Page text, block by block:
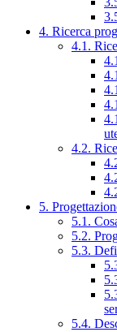
4. Ricerca
4.1.
4.2.
5.
5.1.
5.2.
5.3.
5.4.